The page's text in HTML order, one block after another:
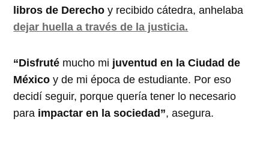
libros de Derecho y recibido cátedra, anhelaba
dejar huella a través de la justicia.
“Disfruté mucho mi juventud en la Ciudad de
México y de mi época de estudiante. Por eso
decidí seguir, porque quería tener lo necesario
para impactar en la sociedad”, asegura.